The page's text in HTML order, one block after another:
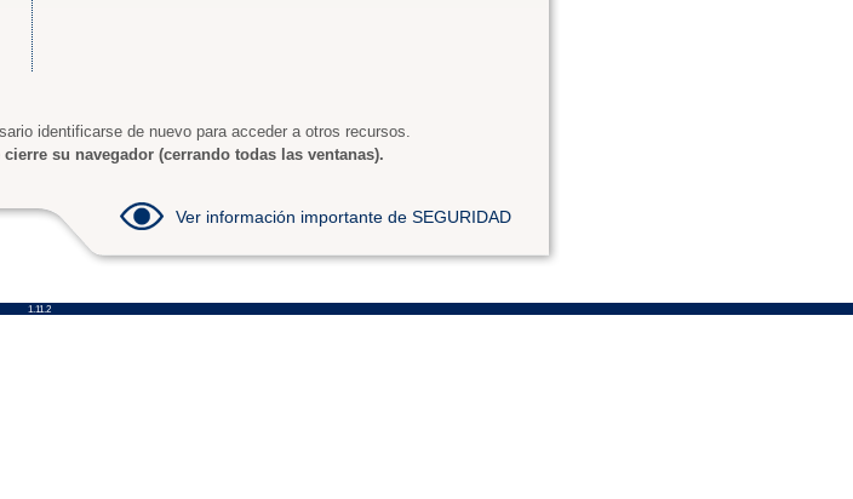
identificarse de nuevo para acceder a otros recursos.
su navegador (cerrando todas las ventanas).
Ver información importante de SEGURIDAD
1.11.2